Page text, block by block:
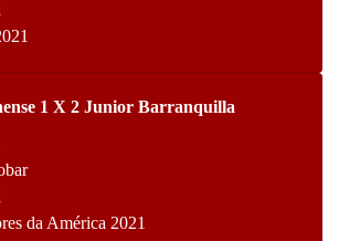
1 X 2 Junior Barranquilla
da América 2021